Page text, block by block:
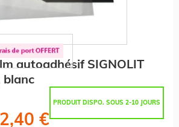
autoadhésif SIGNOLIT
blanc
PRODUIT DISPO. SOUS 2-10 JOURS
€